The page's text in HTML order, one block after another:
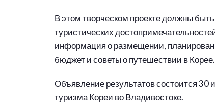
В этом творческом проекте должны
туристических
информация о размещении,
бюджет и советы о путешествии в Корее.
Объявление результатов состоится
туризма Кореи во Владивостоке.